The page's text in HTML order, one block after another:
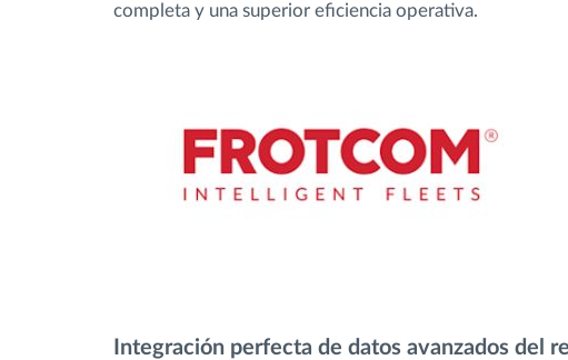
completa y una superior eficiencia operativa.
Integración perfecta de datos avanzados del